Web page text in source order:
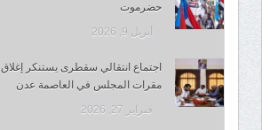
حضرموت
أبريل 9, 2026
اجتماع انتقالي سقطرى يستنكر إغلاق
مقرات المجلس في العاصمة عدن
فبراير 27, 2026